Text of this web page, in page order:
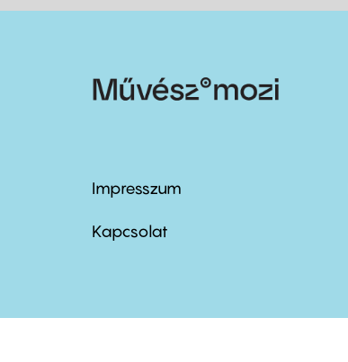
Footer
menu
Impresszum
Kapcsolat